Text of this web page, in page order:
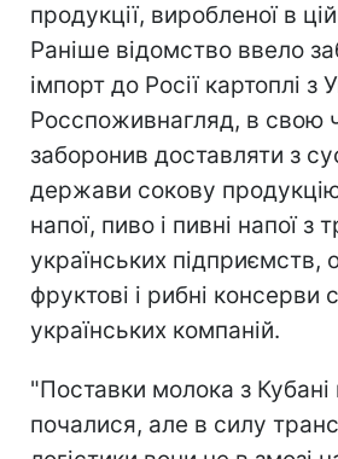
продукції, виробленої в цій
Раніше відомство ввело
імпорт до Росії картоплі з
Росспоживнагляд, в свою
заборонив доставляти з
держави сокову
напої, пиво і пивні напої з
українських підприємств,
фруктові і рибні консерви
українських компаній.
"Поставки молока з
почалися, але в силу